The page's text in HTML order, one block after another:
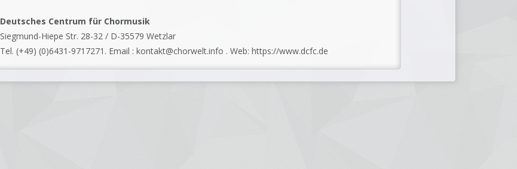
Deutsches Centrum für Chormusik
Siegmund-Hiepe Str. 28-32 / D-35579 Wetzlar
Tel. (+49) (0)6431-9717271. Email : kontakt@chorwelt.info . Web: https://www.dcfc.de